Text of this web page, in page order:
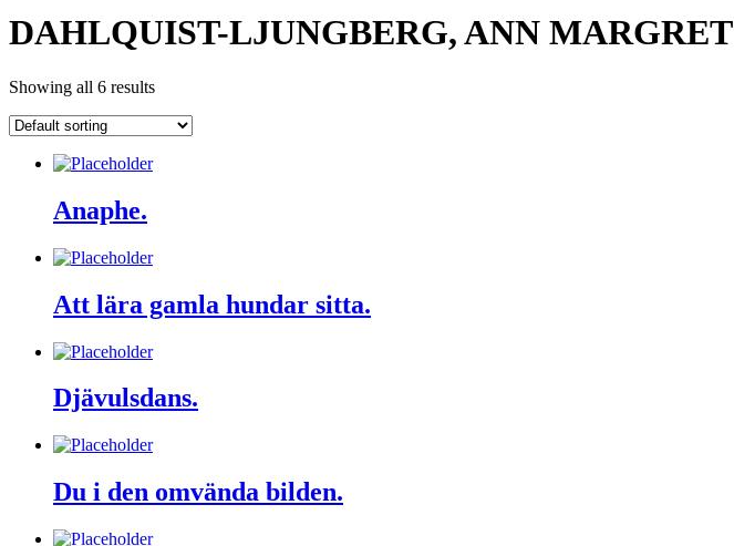
DAHLQUIST-LJUNGBERG, ANN MARGRET
Showing all 6 results
Anaphe.
Att lära gamla hundar sitta.
Djävulsdans.
Du i den omvända bilden.